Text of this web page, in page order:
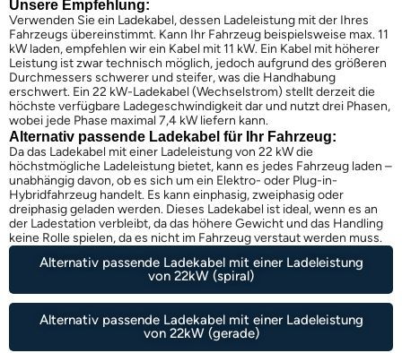
Unsere Empfehlung:
Verwenden Sie ein Ladekabel, dessen Ladeleistung mit der Ihres
Fahrzeugs übereinstimmt. Kann Ihr Fahrzeug beispielsweise max. 11
kW laden, empfehlen wir ein Kabel mit 11 kW. Ein Kabel mit höherer
Leistung ist zwar technisch möglich, jedoch aufgrund des größeren
Durchmessers schwerer und steifer, was die Handhabung
erschwert. Ein 22 kW-Ladekabel (Wechselstrom) stellt derzeit die
höchste verfügbare Ladegeschwindigkeit dar und nutzt drei Phasen,
wobei jede Phase maximal 7,4 kW liefern kann.
Alternativ passende Ladekabel für Ihr Fahrzeug:
Da das Ladekabel mit einer Ladeleistung von 22 kW die
höchstmögliche Ladeleistung bietet, kann es jedes Fahrzeug laden –
unabhängig davon, ob es sich um ein Elektro- oder Plug-in-
Hybridfahrzeug handelt. Es kann einphasig, zweiphasig oder
dreiphasig geladen werden. Dieses Ladekabel ist ideal, wenn es an
der Ladestation verbleibt, da das höhere Gewicht und das Handling
keine Rolle spielen, da es nicht im Fahrzeug verstaut werden muss.
Alternativ passende Ladekabel mit einer Ladeleistung
von 22kW (spiral)
Alternativ passende Ladekabel mit einer Ladeleistung
von 22kW (gerade)